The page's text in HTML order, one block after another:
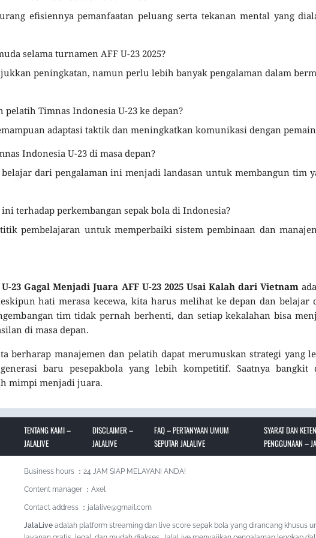
efisiennya pemanfaatan peluang serta tekanan mental yang
selama turnamen AFF U-23 2025?
peningkatan, namun perlu lebih banyak pengalaman dalam
Timnas Indonesia U-23 ke depan?
adaptasi taktik dan meningkatkan komunikasi dengan
Indonesia U-23 di masa depan?
dari pengalaman ini menjadi landasan untuk membangun tim
terhadap perkembangan sepak bola di Indonesia?
pembelajaran untuk memperbaiki sistem pembinaan dan
23 Gagal Menjadi Juara AFF U-23 2025 Usai Kalah dari Vietnam
hati merasa kecewa, kita harus melihat ke depan dan belajar
tim tidak pernah berhenti, dan setiap kekalahan bisa
di masa depan.
berharap manajemen dan pelatih dapat merumuskan strategi yang
baru pesepakbola yang lebih kompetitif. Saatnya bangkit
mimpi menjadi juara.
TENTANG KAMI –
JALALIVE
DISCLAIMER –
JALALIVE
FAQ – PERTANYAAN UMUM
SEPUTAR JALALIVE
SYARAT DAN
PENGGUNAAN –
Business hours ：24 JAM SIAP MELAYANI ANDA!
Content manager ：Axel
Contact address ：jalalive@gmail.com
JalaLive adalah platform streaming dan live score sepak bola yang dirancang khusus